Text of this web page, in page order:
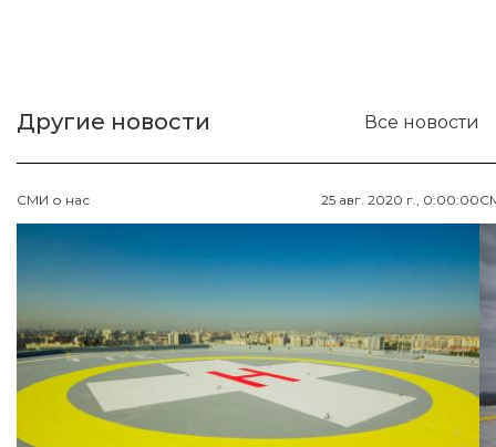
Другие новости Все новости
СМИ о нас 25 авг. 2020 г., 0:00:00